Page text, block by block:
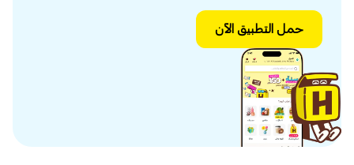
حمل التطبيق الآن